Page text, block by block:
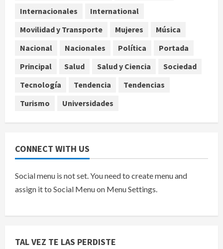
4 agosto 10, 2026
Nacional
Aprobación de Sheinbaum es de
agosto; 71.2% ve a padres como
Internacionales
International
Movilidad y Transporte
Mujeres
Música
Nacional
Nacionales Política
Portada
Principal
Salud Salud y Ciencia
Sociedad
Tecnología
Tendencia
Tendencias
Turismo
Universidades
CONNECT WITH US
Social menu is not set. You need to create menu and
assign it to Social Menu on Menu Settings.
TAL VEZ TE LAS PERDISTE